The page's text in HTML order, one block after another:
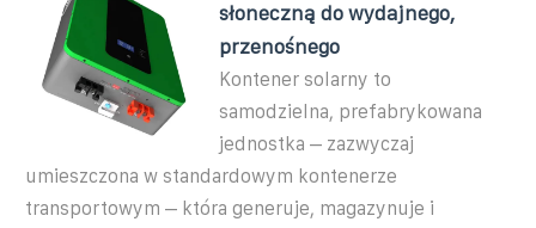
słoneczną do wydajnego,
przenośnego
Kontener solarny to
samodzielna, prefabrykowana
jednostka – zazwyczaj
umieszczona w standardowym kontenerze
transportowym – która generuje, magazynuje i